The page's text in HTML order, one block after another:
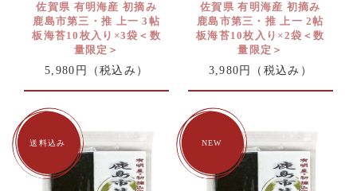
佐賀県 有明海産 初摘み
鹿島市第三・推 上一 3帖
板海苔10枚入り×3袋＜数
量限定＞
5,980円
（税込み）
佐賀県 有明海産 初摘み
鹿島市第三・推 上一 2帖
板海苔10枚入り×2袋＜数
量限定＞
3,980円
（税込み）